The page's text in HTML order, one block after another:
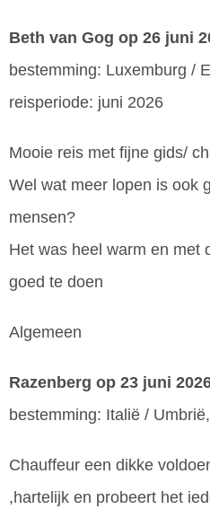
Beth van Gog op 26 juni
bestemming: Luxemburg /
reisperiode: juni 2026
Mooie reis met fijne gids/
Wel wat meer lopen is ook
mensen?
Het was heel warm en met
goed te doen
Algemeen
Razenberg op 23 juni
bestemming: Italië /
Chauffeur een dikke
,hartelijk en probeert het